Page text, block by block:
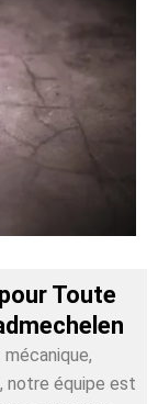
Toute
notre équipe est